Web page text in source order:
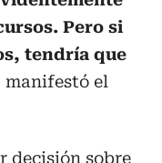
Pero si
tendría que
manifestó el
decisión sobre